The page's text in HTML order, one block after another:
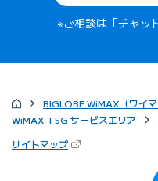
※ご相談は「チャッ
BIGLOBE WiMAX（ワイ
WiMAX +5G サービスエリア
サイトマップ（新しいタブで開きま